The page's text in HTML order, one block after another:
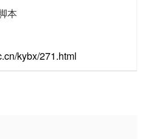
本
kybx/271.html